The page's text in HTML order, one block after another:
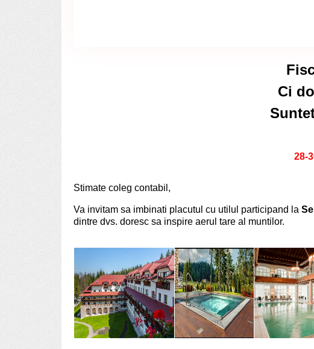
Ci
28-
Stimate coleg contabil,
Va invitam sa imbinati placutul cu utilul participand la
dintre dvs. doresc sa inspire aerul tare al muntilor.